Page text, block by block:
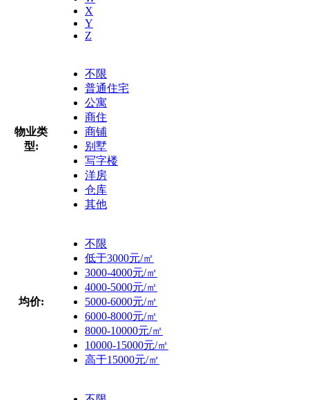
X
Y
Z
物业类
型:
不限
普通住宅
公寓
商住
商铺
别墅
写字楼
洋房
仓库
其他
均价:
不限
低于3000元/㎡
3000-4000元/㎡
4000-5000元/㎡
5000-6000元/㎡
6000-8000元/㎡
8000-10000元/㎡
10000-15000元/㎡
高于15000元/㎡